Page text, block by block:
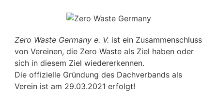
Zero Waste Germany e. V. ist ein Zusammenschluss
von Vereinen, die Zero Waste als Ziel haben oder
sich in diesem Ziel wiedererkennen.
Die offizielle Gründung des Dachverbands als
Verein ist am 29.03.2021 erfolgt!